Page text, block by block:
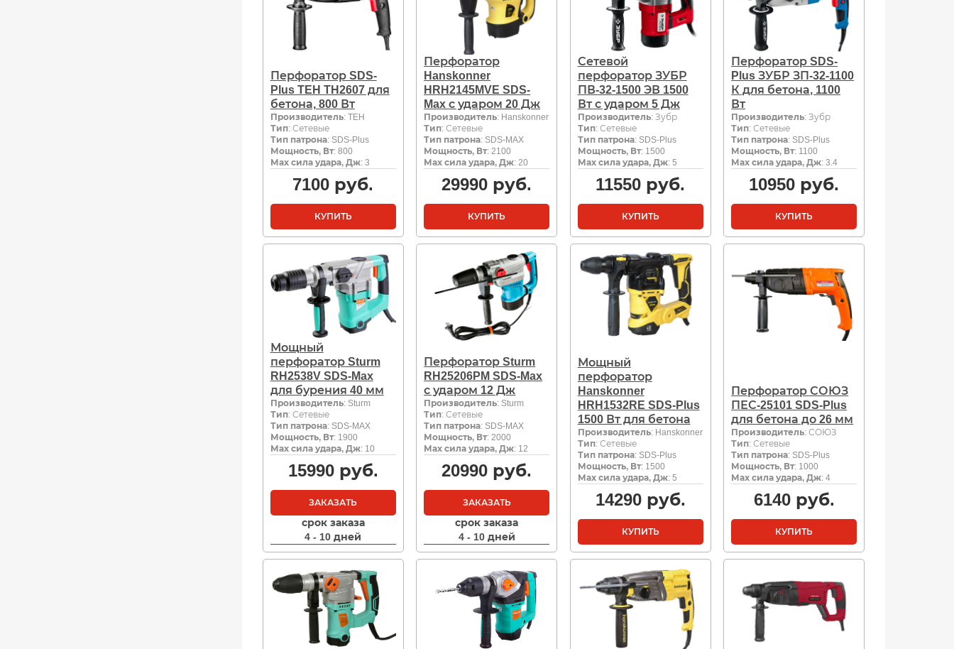
Перфоратор SDS-
Plus TEH TH2607 для
бетона, 800 Вт
Производитель: TEH
Тип: Сетевые
Тип патрона: SDS-Plus
Мощность, Вт: 800
Мах сила удара, Дж: 3
7100 руб.
КУПИТЬ
Перфоратор
Hanskonner
HRH2145MVE SDS-
Max с ударом 20 Дж
Производитель: Hanskonner
Тип: Сетевые
Тип патрона: SDS-MAX
Мощность, Вт: 2100
Мах сила удара, Дж: 20
29990 руб.
КУПИТЬ
Сетевой
перфоратор ЗУБР
ПВ-32-1500 ЭВ 1500
Вт с ударом 5 Дж
Производитель: Зубр
Тип: Сетевые
Тип патрона: SDS-Plus
Мощность, Вт: 1500
Мах сила удара, Дж: 5
11550 руб.
КУПИТЬ
Перфоратор SDS-
Plus ЗУБР ЗП-32-1100
К для бетона, 1100
Вт
Производитель: Зубр
Тип: Сетевые
Тип патрона: SDS-Plus
Мощность, Вт: 1100
Мах сила удара, Дж: 3.4
10950 руб.
КУПИТЬ
Мощный
перфоратор Sturm
RH2538V SDS-Max
для бурения 40 мм
Производитель: Sturm
Тип: Сетевые
Тип патрона: SDS-MAX
Мощность, Вт: 1900
Мах сила удара, Дж: 10
15990руб.
ЗАКАЗАТЬ
срок заказа
4 - 10 дней
Перфоратор Sturm
RH25206PM SDS-Max
с ударом 12 Дж
Производитель: Sturm
Тип: Сетевые
Тип патрона: SDS-MAX
Мощность, Вт: 2000
Мах сила удара, Дж: 12
20990 руб.
ЗАКАЗАТЬ
срок заказа
4 - 10 дней
Мощный
перфоратор
Hanskonner
HRH1532RE SDS-Plus
1500 Вт для бетона
Производитель: Hanskonner
Тип: Сетевые
Тип патрона: SDS-Plus
Мощность, Вт: 1500
Мах сила удара, Дж: 5
14290руб.
КУПИТЬ
Перфоратор СОЮЗ
ПЕС-25101 SDS-Plus
для бетона до 26 мм
Производитель: СОЮЗ
Тип: Сетевые
Тип патрона: SDS-Plus
Мощность, Вт: 1000
Мах сила удара, Дж: 4
6140руб.
КУПИТЬ